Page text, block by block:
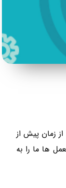
زمان پیش از
ها ما را به